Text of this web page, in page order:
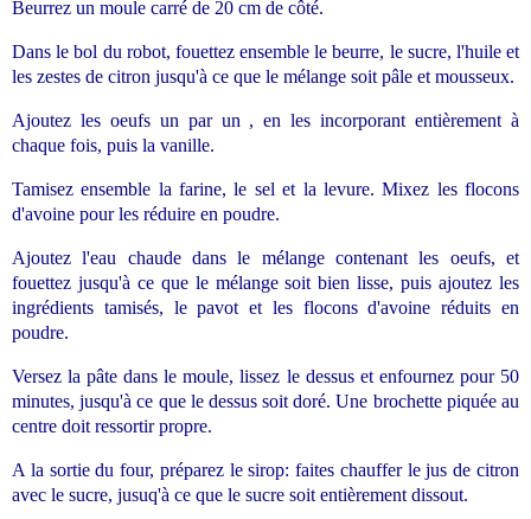
Beurrez un moule carré de 20 cm de côté.
Dans le bol du robot, fouettez ensemble le beurre, le sucre, l'huile et
les zestes de citron jusqu'à ce que le mélange soit pâle et mousseux.
Ajoutez les oeufs un par un , en les incorporant entièrement à
chaque fois, puis la vanille.
Tamisez ensemble la farine, le sel et la levure. Mixez les flocons
d'avoine pour les réduire en poudre.
Ajoutez l'eau chaude dans le mélange contenant les oeufs, et
fouettez jusqu'à ce que le mélange soit bien lisse, puis ajoutez les
ingrédients tamisés, le pavot et les flocons d'avoine réduits en
poudre.
Versez la pâte dans le moule, lissez le dessus et enfournez pour 50
minutes, jusqu'à ce que le dessus soit doré. Une brochette piquée au
centre doit ressortir propre.
A la sortie du four, préparez le sirop: faites chauffer le jus de citron
avec le sucre, jusuq'à ce que le sucre soit entièrement dissout.